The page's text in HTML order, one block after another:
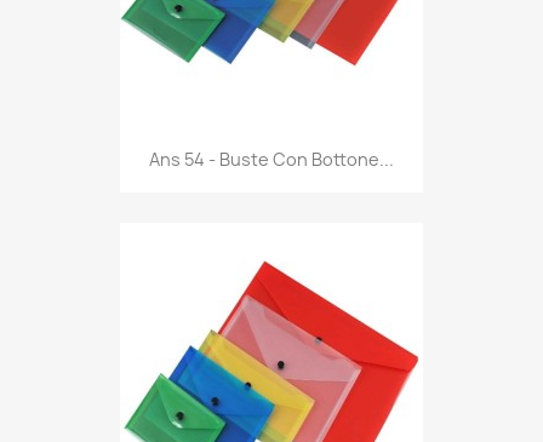
Anteprima
Ans 54 - Buste Con Bottone...